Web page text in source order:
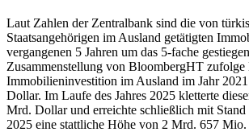
Laut Zahlen der Zentralbank sind die von
Staatsangehörigen im Ausland getätigten
vergangenen 5 Jahren um das 5-fache
Zusammenstellung von BloombergHT zufolge
Immobilieninvestition im Ausland im Jahr
Dollar. Im Laufe des Jahres 2025 kletterte
Mrd. Dollar und erreichte schließlich mit
2025 eine stattliche Höhe von 2 Mrd. 657